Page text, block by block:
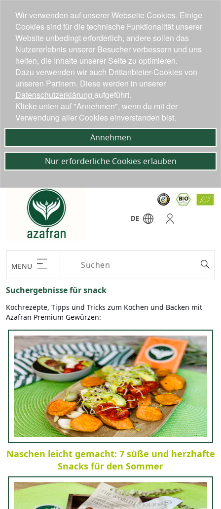
DE
MENU
Suchergebnisse für snack
Kochrezepte, Tipps und Tricks zum Kochen und Backen mit
Azafran Premium Gewürzen:
Naschen leicht gemacht: 7 süße und herzhafte
Snacks für den Sommer
Wir verwenden auf unserer Webseite Cookies. Einige
Cookies sind für die technische Funktionalität unserer
Website unbedingt erforderlich, andere sollen das
Nutzererlebnis unserer Besucher verbessern und uns
helfen, die Inhalte unserer Seite zu optimieren.
Dazu verwenden wir auch Drittanbieter-Cookies von
unseren Partnern. Diese werden in unserer
Datenschutzerklärung aufgeführt.
Klicke unten auf "Annehmen", wenn du mit der
Verwendung aller Cookies einverstanden bist.
Annehmen
Nur erforderliche Cookies erlauben